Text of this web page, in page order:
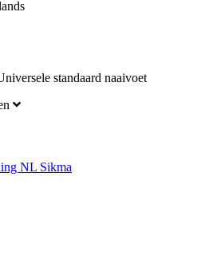
standaard naaivoet
NL Sikma